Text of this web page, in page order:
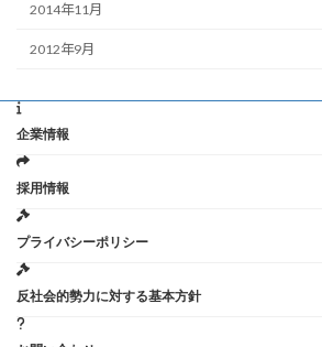
2014年11月
2012年9月
企業情報
採用情報
プライバシーポリシー
反社会的勢力に対する基本方針